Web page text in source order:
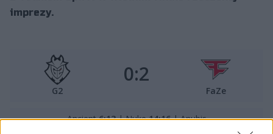
imprezy.
G2
0:2
FaZe
Ancient6:13| Nuke14:16|Anubis